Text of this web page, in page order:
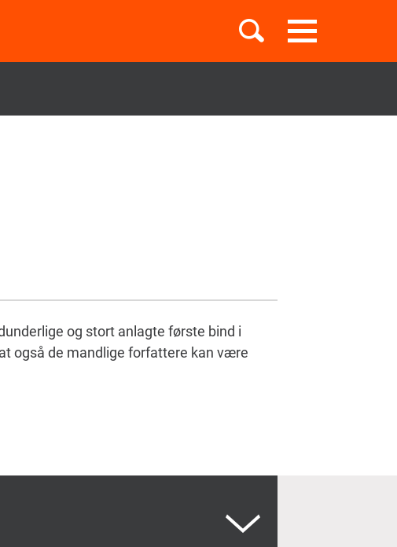
Toggle
navigation
Børnebøger
Temaer
og stort anlagte første bind i
også de mandlige forfattere kan være